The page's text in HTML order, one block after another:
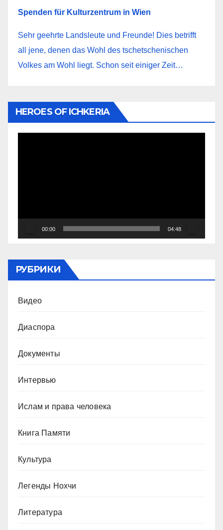
Spenden für Kulturzentrum in Wien
Sehr geehrte Landsleute und Freunde! Dies betrifft
all jene, denen das Wohl des tschetschenischen
Volkes am Wohl liegt. Schon seit einiger Zeit…
HEROES OF ICHKERIA
00:00 04:48
РУБРИКИ
Видео
Диаспора
Документы
Интервью
Ислам и права человека
Книга Памяти
Культура
Легенды Нохчи
Литература